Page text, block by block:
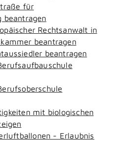
für
beantragen
Rechtsanwalt in
beantragen
beantragen
mit biologischen
- Erlaubnis